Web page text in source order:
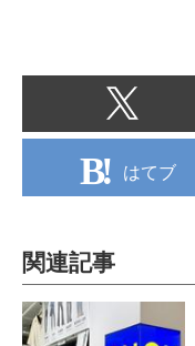
はてブ
関連記事